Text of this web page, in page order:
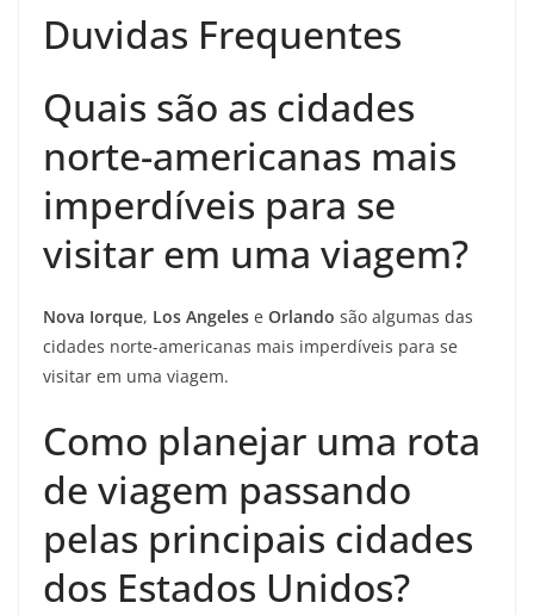
Duvidas Frequentes
Quais são as cidades
norte-americanas mais
imperdíveis para se
visitar em uma viagem?
Nova Iorque, Los Angeles e Orlando são algumas das
cidades norte-americanas mais imperdíveis para se
visitar em uma viagem.
Como planejar uma rota
de viagem passando
pelas principais cidades
dos Estados Unidos?